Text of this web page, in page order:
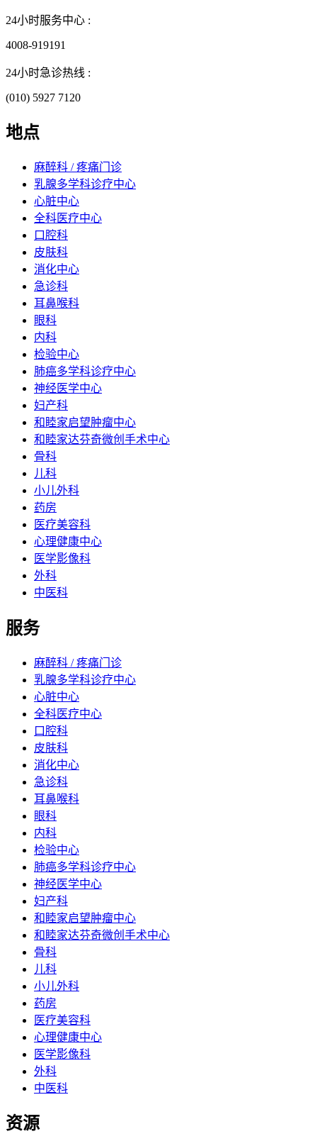
24小时服务中心 :
4008-919191
24小时急诊热线 :
(010) 5927 7120
地点
麻醉科 / 疼痛门诊
乳腺多学科诊疗中心
心脏中心
全科医疗中心
口腔科
皮肤科
消化中心
急诊科
耳鼻喉科
眼科
内科
检验中心
肺癌多学科诊疗中心
神经医学中心
妇产科
和睦家启望肿瘤中心
和睦家达芬奇微创手术中心
骨科
儿科
小儿外科
药房
医疗美容科
心理健康中心
医学影像科
外科
中医科
服务
麻醉科 / 疼痛门诊
乳腺多学科诊疗中心
心脏中心
全科医疗中心
口腔科
皮肤科
消化中心
急诊科
耳鼻喉科
眼科
内科
检验中心
肺癌多学科诊疗中心
神经医学中心
妇产科
和睦家启望肿瘤中心
和睦家达芬奇微创手术中心
骨科
儿科
小儿外科
药房
医疗美容科
心理健康中心
医学影像科
外科
中医科
资源